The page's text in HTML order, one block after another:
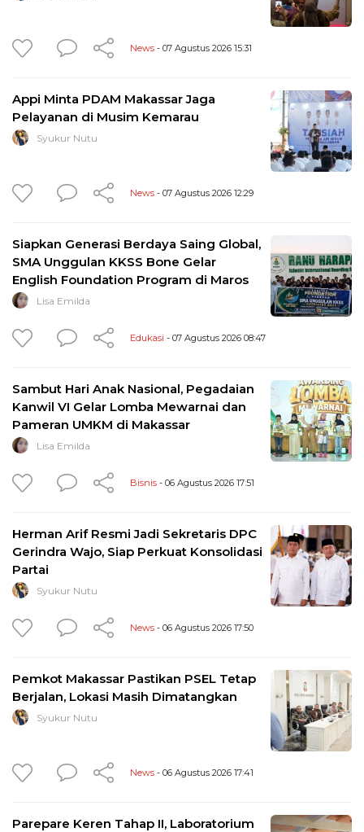
News - 07 Agustus 2026 15:31
Appi Minta PDAM Makassar Jaga
Pelayanan di Musim Kemarau
Syukur Nutu
News - 07 Agustus 2026 12:29
Siapkan Generasi Berdaya Saing Global,
SMA Unggulan KKSS Bone Gelar
English Foundation Program di Maros
Lisa Emilda
Edukasi - 07 Agustus 2026 08:47
Sambut Hari Anak Nasional, Pegadaian
Kanwil VI Gelar Lomba Mewarnai dan
Pameran UMKM di Makassar
Lisa Emilda
Bisnis - 06 Agustus 2026 17:51
Herman Arif Resmi Jadi Sekretaris DPC
Gerindra Wajo, Siap Perkuat Konsolidasi
Partai
Syukur Nutu
News - 06 Agustus 2026 17:50
Pemkot Makassar Pastikan PSEL Tetap
Berjalan, Lokasi Masih Dimatangkan
Syukur Nutu
News - 06 Agustus 2026 17:41
Parepare Keren Tahap II, Laboratorium